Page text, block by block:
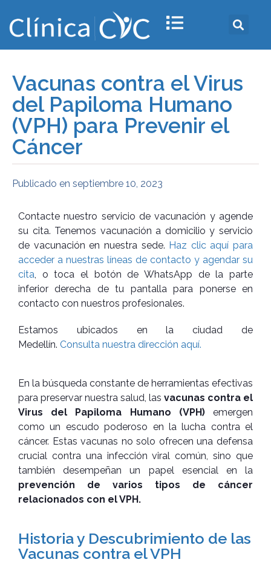
Vacunas contra el Virus
del Papiloma Humano
(VPH) para Prevenir el
Cáncer
Publicado en septiembre 10, 2023
Contacte nuestro servicio de vacunación y agende
su cita. Tenemos vacunación a domicilio y servicio
de vacunación en nuestra sede. Haz clic aquí para
acceder a nuestras líneas de contacto y agendar su
cita , o toca el botón de WhatsApp de la parte
inferior derecha de tu pantalla para ponerse en
contacto con nuestros profesionales.
Estamos ubicados en la ciudad de
Medellín. Consulta nuestra dirección aquí.
En la búsqueda constante de herramientas efectivas
para preservar nuestra salud, las vacunas contra el
Virus del Papiloma Humano (VPH)emergen
como un escudo poderoso en la lucha contra el
cáncer. Estas vacunas no solo ofrecen una defensa
crucial contra una infección viral común, sino que
también desempeñan un papel esencial en la
prevención de varios tipos de cáncer
relacionados con el VPH.
Historia y Descubrimiento de las
Vacunas contra el VPH